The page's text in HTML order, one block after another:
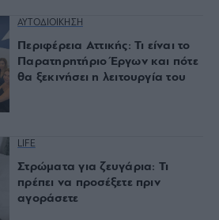
ΑΥΤΟΔΙΟΙΚΗΣΗ
Περιφέρεια Αττικής: Τι είναι το
Παρατηρητήριο Έργων και πότε
θα ξεκινήσει η λειτουργία του
LIFE
Στρώματα για ζευγάρια: Τι
πρέπει να προσέξετε πριν
αγοράσετε